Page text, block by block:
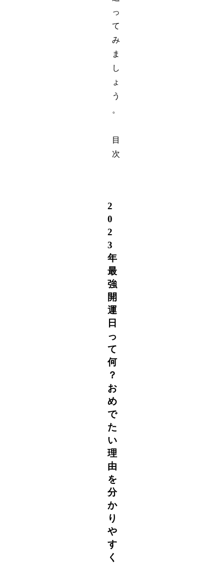
っ
て
み
ま
し
ょ
う
。
目
次
2
0
2
3
年
最
強
開
運
日
っ
て
何
？
お
め
で
た
い
理
由
を
分
か
り
や
す
く